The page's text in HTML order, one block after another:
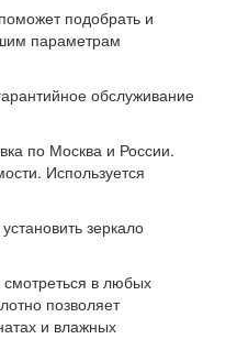
подобрать и
параметрам
обслуживание
по Москва и России.
Используется
зеркало
смотреться в любых
позволяет
и влажных